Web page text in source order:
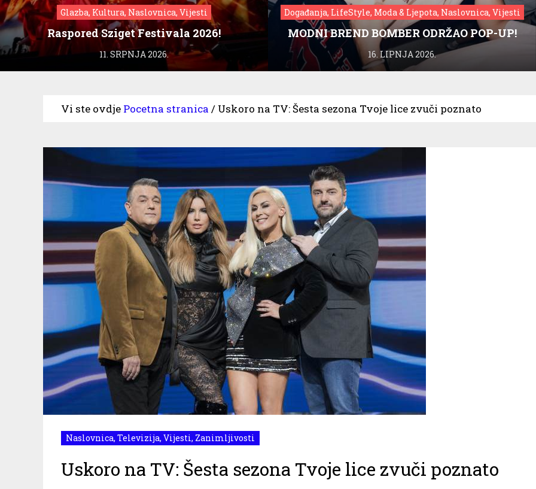
Glazba, Kultura, Naslovnica, Vijesti
Raspored Sziget Festivala 2026!
11. SRPNJA 2026.
Događanja, LifeStyle, Moda & Ljepota, Naslovnica, Vijesti
MODNI BREND BOMBER ODRŽAO POP-UP!
16. LIPNJA 2026.
Vi ste ovdje Pocetna stranica / Uskoro na TV: Šesta sezona Tvoje lice zvuči poznato
Naslovnica, Televizija, Vijesti, Zanimljivosti
Uskoro na TV: Šesta sezona Tvoje lice zvuči poznato